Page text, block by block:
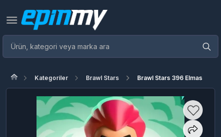
Kategoriler Brawl Stars Brawl Stars 396 Elmas